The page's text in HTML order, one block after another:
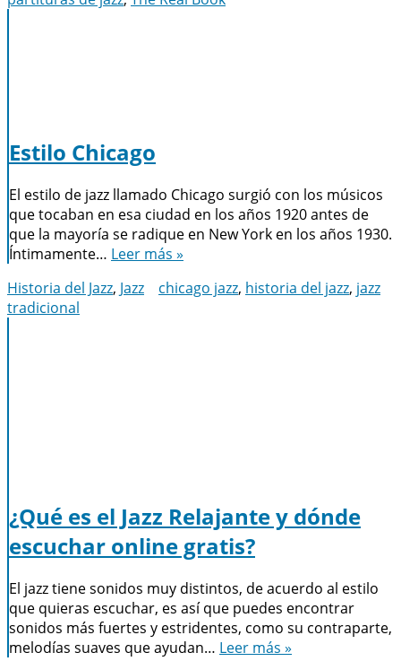
Estilo Chicago
El estilo de jazz llamado Chicago surgió con los músicos
que tocaban en esa ciudad en los años 1920 antes de
que la mayoría se radique en New York en los años 1930.
Íntimamente… Leer más »
Historia del Jazz, Jazz chicago jazz, historia del jazz, jazz
tradicional
¿Qué es el Jazz Relajante y dónde
escuchar online gratis?
El jazz tiene sonidos muy distintos, de acuerdo al estilo
que quieras escuchar, es así que puedes encontrar
sonidos más fuertes y estridentes, como su contraparte,
melodías suaves que ayudan… Leer más »